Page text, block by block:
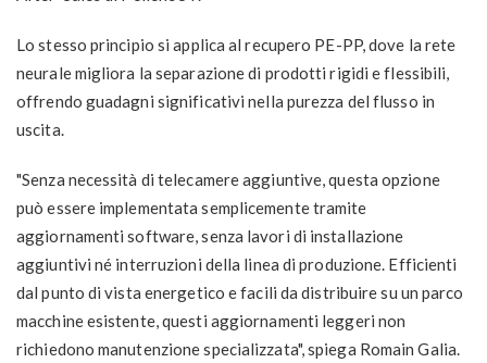
Lo stesso principio si applica al recupero PE-PP, dove la rete
neurale migliora la separazione di prodotti rigidi e flessibili,
offrendo guadagni significativi nella purezza del flusso in
uscita.
"Senza necessità di telecamere aggiuntive, questa opzione
può essere implementata semplicemente tramite
aggiornamenti software, senza lavori di installazione
aggiuntivi né interruzioni della linea di produzione. Efficienti
dal punto di vista energetico e facili da distribuire su un parco
macchine esistente, questi aggiornamenti leggeri non
richiedono manutenzione specializzata", spiega Romain Galia.